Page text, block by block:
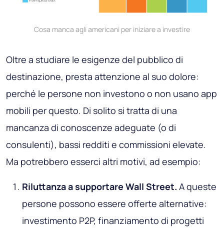
Cosa manca agli americani per iniziare a investire
Oltre a studiare le esigenze del pubblico di
destinazione, presta attenzione al suo dolore:
perché le persone non investono o non usano app
mobili per questo. Di solito si tratta di una
mancanza di conoscenze adeguate (o di
consulenti), bassi redditi e commissioni elevate.
Ma potrebbero esserci altri motivi, ad esempio:
Riluttanza a supportare Wall Street. A queste
persone possono essere offerte alternative:
investimento P2P, finanziamento di progetti